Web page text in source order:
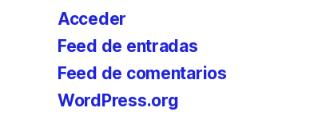
Acceder
Feed de entradas
Feed de comentarios
WordPress.org